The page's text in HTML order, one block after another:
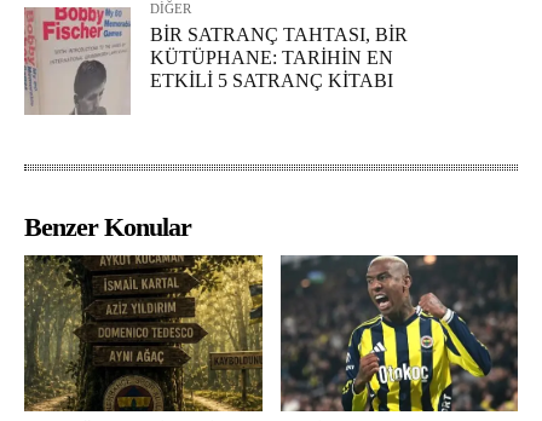
DİĞER
BİR SATRANÇ TAHTASI, BİR
KÜTÜPHANE: TARİHİN EN
ETKİLİ 5 SATRANÇ KİTABI
Benzer Konular